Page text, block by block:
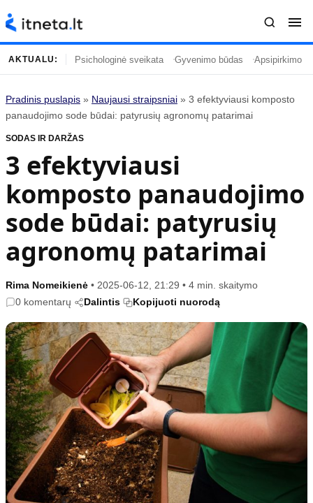
Turinys
Naujausi straipsniai
Gyvenimas
Įdomybės
Mada
Mokslas
Namai ir interjeras
Temos
Kulinarija
Gyvenimo būdas
Vasaros mada
Tėvai ir vaikai
Populiaru
Sodas ir daržas
Sveikata ir grožis
Karjera
Psichologinė sveikata
Tvari mada
Informacija
Klaidų taisymo politika
Naudojimo sąlygos
Privatumo politika
Reklamos politika
Slapukų politika
Redakcija
Apie mus
AKTUALU: Psichologinė sveikata Gyvenimo būdas Apsipirkimo
Pradinis puslapis » Naujausi straipsniai » 3 efektyviausi komposto
panaudojimo sode būdai: patyrusių agronomų patarimai
SODAS IR DARŽAS
3 efektyviausi
komposto panaudojimo
sode būdai: patyrusių
agronomų patarimai
Rima Nomeikienė • 2025-06-12, 21:29 • 4 min. skaitymo
0 komentarų
Dalintis Kopijuoti nuorodą